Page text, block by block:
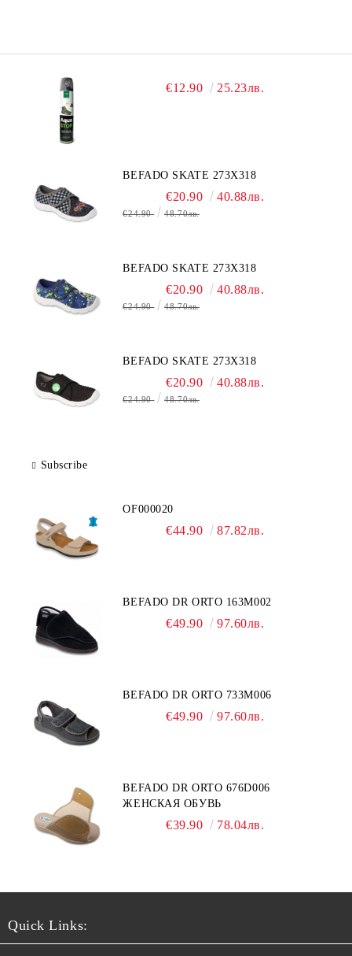
€12.90 25.23лв.
BEFADO SKATE 273X318
€20.90 40.88лв.
€24.90 48.70лв.
BEFADO SKATE 273X318
€20.90 40.88лв.
€24.90 48.70лв.
BEFADO SKATE 273X318
€20.90 40.88лв.
€24.90 48.70лв.
Subscribe
OF000020
€44.90 87.82лв.
BEFADO DR ORTO 163M002
€49.90 97.60лв.
BEFADO DR ORTO 733M006
€49.90 97.60лв.
BEFADO DR ORTO 676D006
ЖЕНСКАЯ ОБУВЬ
€39.90 78.04лв.
Quick Links: